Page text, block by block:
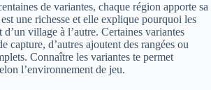
de variantes, chaque région apporte sa
une richesse et elle explique pourquoi les
d’un village à l’autre. Certaines variantes
capture, d’autres ajoutent des rangées ou
Connaître les variantes te permet
l’environnement de jeu.